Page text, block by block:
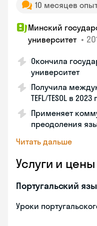
10 месяцев
Минский
университет •
Окончила
университет
Получила
TEFL/TESOL в 2023
Применяет
преодоления
Читать дальше
Услуги и цены
Португальский
Уроки